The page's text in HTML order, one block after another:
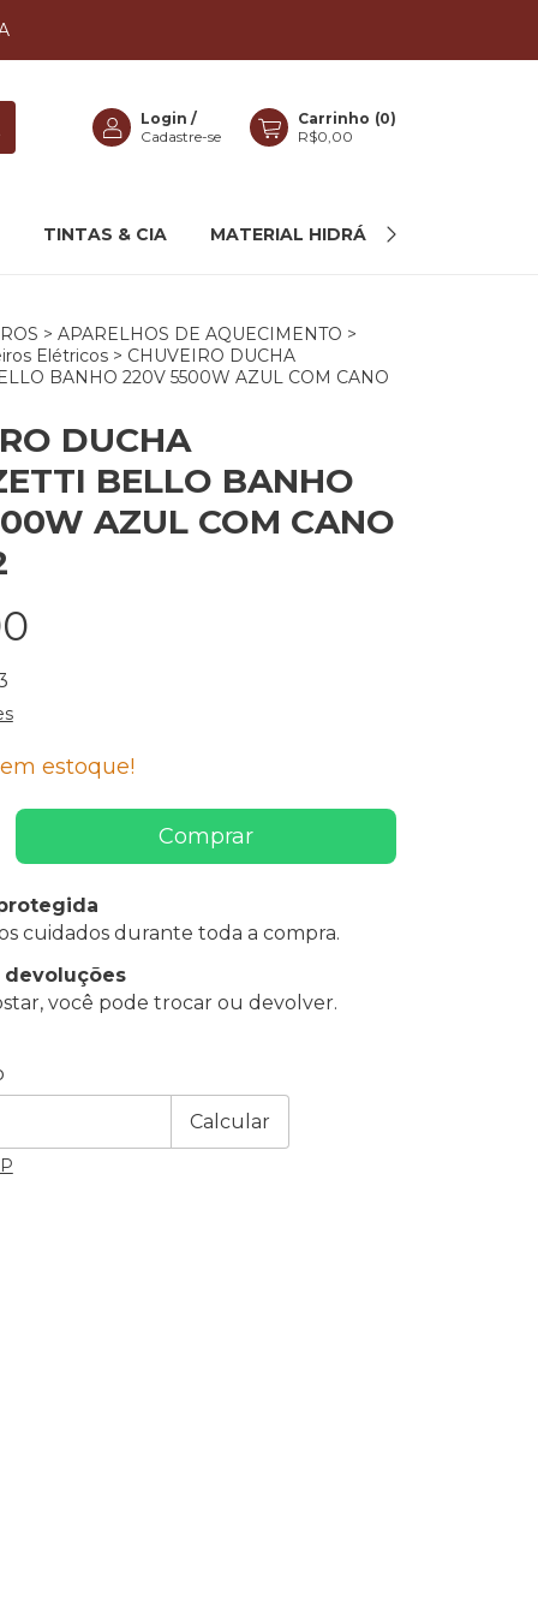
Login /
Cadastre-se
Carrinho (0)
R$0,00
TINTAS & CIA MATERIAL HIDRÁULICO
> APARELHOS DE AQUECIMENTO >
Elétricos > CHUVEIRO DUCHA
BANHO 220V 5500W AZUL COM CANO
DUCHA
BELLO BANHO
AZUL COM CANO
estoque!
cuidados durante toda a compra.
devoluções
você pode trocar ou devolver.
Calcular